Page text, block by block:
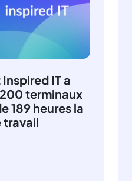
IT a
terminaux
189 heures la
travail